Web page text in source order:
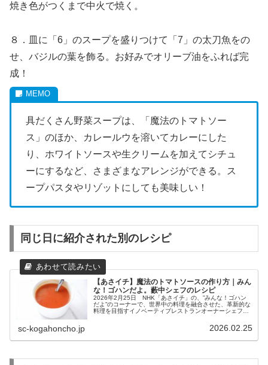
焼き色がつくまで中火で焼く。
８．皿に「6」のスープを盛りつけて「7」の太刀魚をの
せ、バジルの葉を飾る。お好みでオリーブ油をふれば完
成！
具だくさん野菜スープは、「魔法のトマトソー
ス」のほか、カレールウを溶いてカレーにした
り、ホワイトソースや生クリームを加えてシチュ
ーにするなど、さまざまなアレンジができる。ス
ープパスタやリゾットにしても美味しい！
同じ日に紹介された別のレシピ
【あさイチ】魔法のトマトソースの作り方｜みん
な！ゴハンだよ。藪中シェフのレシピ
2026年2月25日 NHK「あさイチ」の、”みんな！ゴハン
だよ”のコーナーで、世界中の料理を融合させた、革新的な
料理を目指すイノベーティブレストランオーナーシェフ藪
sc-kogahoncho.jp 2026.02.25